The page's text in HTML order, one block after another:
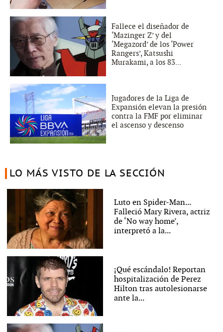
Fallece el diseñador de
‘Mazinger Z’ y del
‘Megazord’ de los ‘Power
Rangers’, Katsushi
Murakami, a los 83...
Jugadores de la Liga de
Expansión elevan la presión
contra la FMF por eliminar
el ascenso y descenso
LO MÁS VISTO DE LA SECCIÓN
Luto en Spider-Man...
Falleció Mary Rivera, actriz
de ‘No way home’,
interpretó a la...
¡Qué escándalo! Reportan
hospitalización de Perez
Hilton tras autolesionarse
ante la...